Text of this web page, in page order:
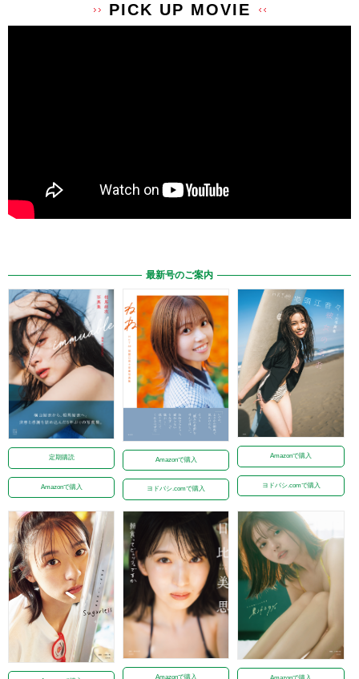
PICK UP MOVIE
最新号のご案内
定期購読
Amazonで購入
Amazonで購入
ヨドバシ.comで購入
Amazonで購入
ヨドバシ.comで購入
Amazonで購入